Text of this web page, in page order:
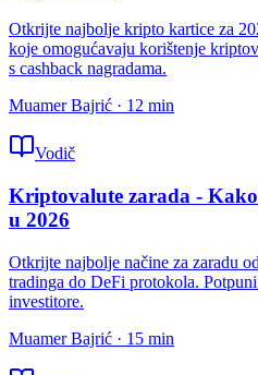
Otkrijte najbolje kripto kartice za
koje omogućavaju korištenje
s cashback nagradama.
Muamer Bajrić · 12 min
Vodič
Kriptovalute zarada -
u 2026
Otkrijte najbolje načine za zaradu
tradinga do DeFi protokola.
investitore.
Muamer Bajrić · 15 min